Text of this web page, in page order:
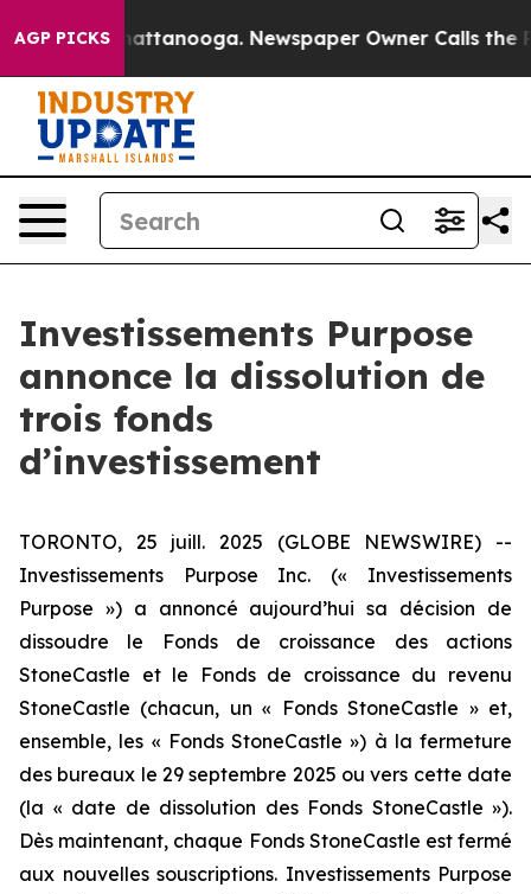
AGP PICKS
in Chattanooga. Newspaper Owner Calls the
Investissements Purpose
annonce la dissolution de
trois fonds
d’investissement
TORONTO, 25 juill. 2025 (GLOBE NEWSWIRE) --
Investissements Purpose Inc. («
Investissements
Purpose ») a annoncé aujourd’hui sa décision de
dissoudre le Fonds de croissance des actions
StoneCastle et le Fonds de croissance du revenu
StoneCastle (chacun, un « Fonds StoneCastle » et,
ensemble, les « Fonds StoneCastle ») à la fermeture
des bureaux le 29 septembre 2025 ou vers cette date
(la « date de dissolution des Fonds StoneCastle »).
Dès maintenant, chaque Fonds StoneCastle est fermé
aux nouvelles souscriptions. Investissements Purpose